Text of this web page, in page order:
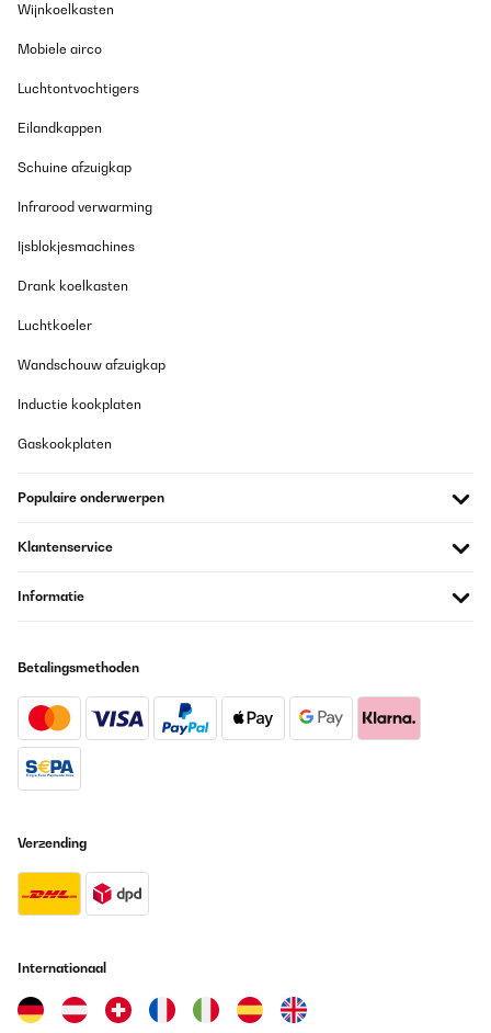
Wijnkoelkasten
Mobiele airco
Luchtontvochtigers
Eilandkappen
Schuine afzuigkap
Infrarood verwarming
Ijsblokjesmachines
Drank koelkasten
Luchtkoeler
Wandschouw afzuigkap
Inductie kookplaten
Gaskookplaten
Populaire onderwerpen
Klantenservice
Informatie
Betalingsmethoden
Verzending
Internationaal